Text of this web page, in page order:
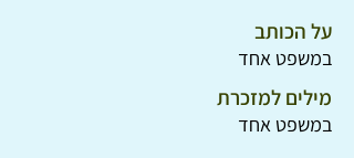
על הכותב
במשפט אחד
מילים למזכרת
במשפט אחד